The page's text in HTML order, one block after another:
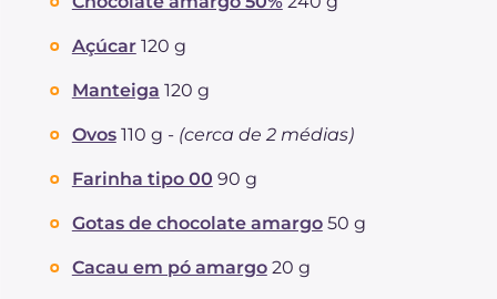
Açúcar 120 g
Manteiga 120 g
Ovos 110 g - (cerca de 2 médias)
Farinha tipo 00 90 g
Gotas de chocolate amargo 50 g
Cacau em pó amargo 20 g